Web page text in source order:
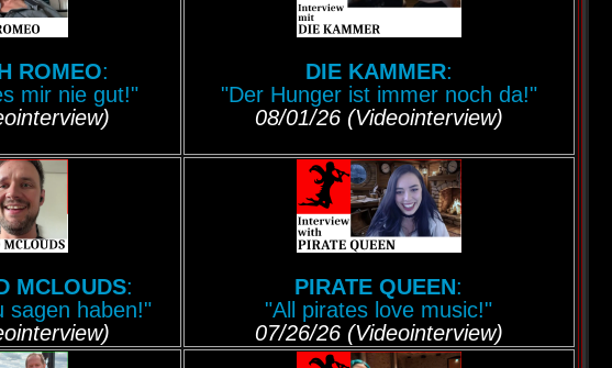
ROMEO:
mir nie gut!"
DIE KAMMER:
"Der Hunger ist immer noch da!"
08/01/26 (Videointerview)
MCLOUDS:
sagen haben!"
PIRATE QUEEN:
"All pirates love music!"
07/26/26 (Videointerview)